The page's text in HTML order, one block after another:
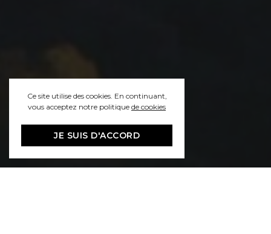
Ce site utilise des cookies. En continuant,
vous acceptez notre politique de cookies
JE SUIS D'ACCORD